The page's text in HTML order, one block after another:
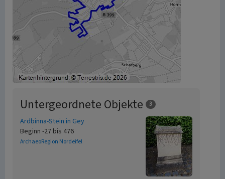
Untergeordnete Objekte 3
Ardbinna-Stein in Gey
Beginn -27 bis 476
ArchaeoRegion Nordeifel